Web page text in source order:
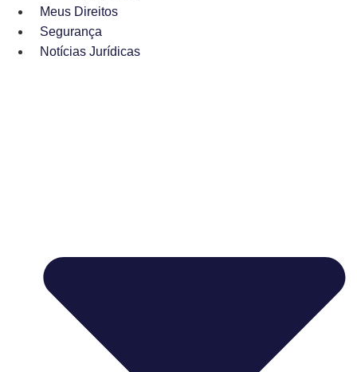
Meus Direitos
Segurança
Notícias Jurídicas